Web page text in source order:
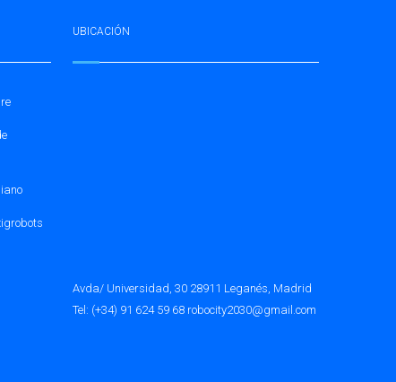
UBICACIÓN
Avda/ Universidad, 30 28911 Leganés, Madrid
Tel: (+34) 91 624 59 68 robocity2030@gmail.com